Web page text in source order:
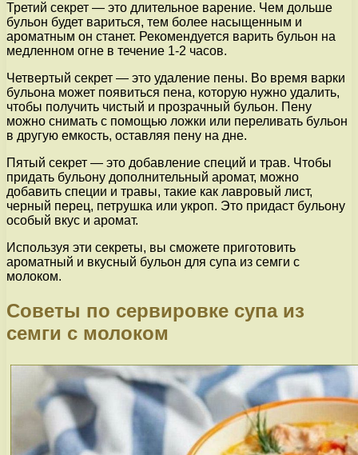
Третий секрет — это длительное варение. Чем дольше
бульон будет вариться, тем более насыщенным и
ароматным он станет. Рекомендуется варить бульон на
медленном огне в течение 1-2 часов.
Четвертый секрет — это удаление пены. Во время варки
бульона может появиться пена, которую нужно удалить,
чтобы получить чистый и прозрачный бульон. Пену
можно снимать с помощью ложки или переливать бульон
в другую емкость, оставляя пену на дне.
Пятый секрет — это добавление специй и трав. Чтобы
придать бульону дополнительный аромат, можно
добавить специи и травы, такие как лавровый лист,
черный перец, петрушка или укроп. Это придаст бульону
особый вкус и аромат.
Используя эти секреты, вы сможете приготовить
ароматный и вкусный бульон для супа из семги с
молоком.
Советы по сервировке супа из
семги с молоком